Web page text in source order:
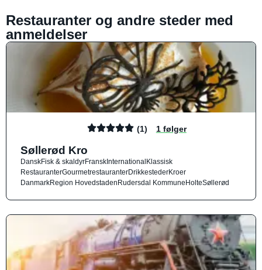
Restauranter og andre steder med
anmeldelser
(1) 1 følger
Søllerød Kro
DanskFisk & skaldyrFranskInternationalKlassisk
RestauranterGourmetrestauranterDrikkestederKroer
DanmarkRegion HovedstadenRudersdal KommuneHolteSøllerød